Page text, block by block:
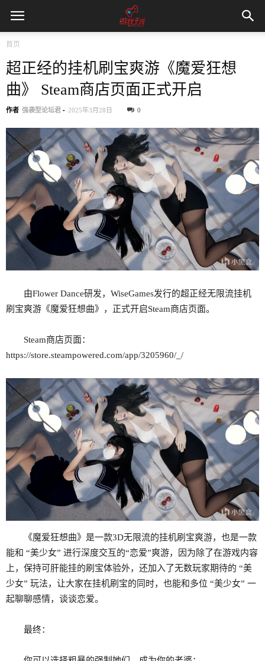
首页
超正经的挂机刷宝爽游《魔爱狂想
曲》 Steam商店页面正式开启
作者 强袭型论坛君 - 2025年3月28日 0
由Flower Dance研发，WiseGames发行的超正经无限流挂机
刷宝爽游《魔爱狂想曲》，正式开启Steam商店页面。
Steam商店页面：
https://store.steampowered.com/app/3205960/_/
《魔爱狂想曲》是一款3D无限流的挂机刷宝爽游，也是一款
能和 “美少女” 进行深度交互的“恋爱”爽游，因为除了在游戏内容
上，保持可肝能挂的刷宝体验外，还加入了无数玩家期待的 “美
少女” 玩法，让大家在挂机刷宝的同时，也能和多位 “美少女” 一
起聊聊感情，谈谈恋爱。
最终：